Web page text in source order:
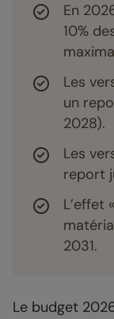
En
10%
Les
un
2028).
Les
report
L’effet
2031.
Le budget